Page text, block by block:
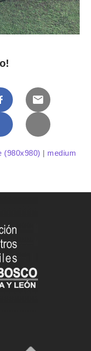
(980x980) | medium